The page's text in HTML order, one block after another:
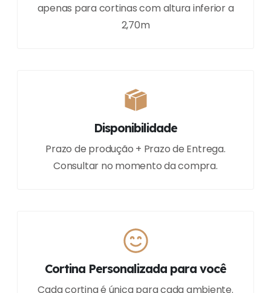
apenas para cortinas com altura inferior a
2,70m
Disponibilidade
Prazo de produção + Prazo de Entrega.
Consultar no momento da compra.
Cortina Personalizada para você
Cada cortina é única para cada ambiente.